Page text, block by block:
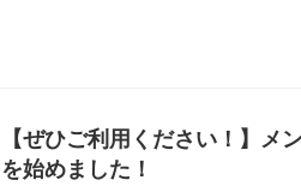
【ぜひご利用ください！】メ
を始めました！